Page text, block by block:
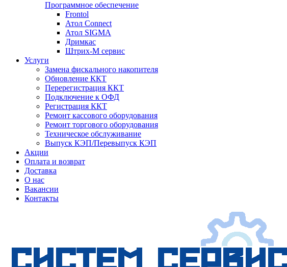
Программное обеспечение
Frontol
Атол Connect
Атол SIGMA
Дримкас
Штрих-М сервис
Услуги
Замена фискального накопителя
Обновление ККТ
Перерегистрация ККТ
Подключение к ОФД
Регистрация ККТ
Ремонт кассового оборудования
Ремонт торгового оборудования
Техническое обслуживание
Выпуск КЭП/Перевыпуск КЭП
Акции
Оплата и возврат
Доставка
О нас
Вакансии
Контакты